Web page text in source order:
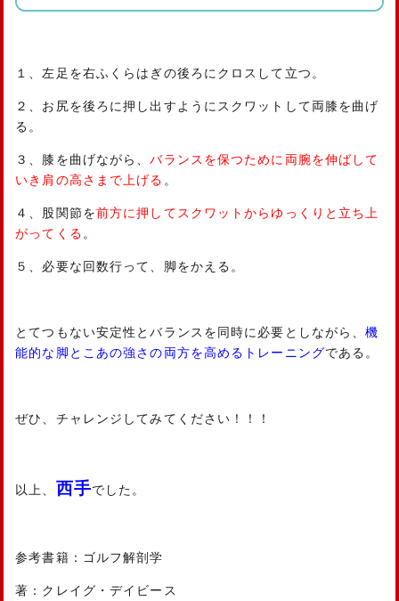
１、左足を右ふくらはぎの後ろにクロスして立つ。
２、お尻を後ろに押し出すようにスクワットして両膝を曲げ
る。
３、膝を曲げながら、バランスを保つために両腕を伸ばして
いき肩の高さまで上げる 。
４、股関節を前方に押してスクワットからゆっくりと立ち上
がってくる 。
５、必要な回数行って、脚をかえる。
とてつもない安定性とバランスを同時に必要としながら、機
能的な脚とこあの強さの両方を高めるトレーニングである。
ぜひ、チャレンジしてみてください！！！
以上、 西手でした。
参考書籍：ゴルフ解剖学
著：クレイグ・デイビース